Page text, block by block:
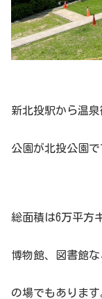
新北投駅から温
公園が北投公園で
総面積は6万平方
博物館、図書館
の場でもあります